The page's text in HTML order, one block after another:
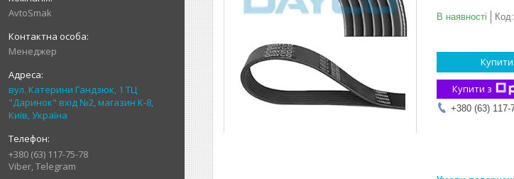
AvtoSmak
Менеджер
вул. Катерини Гандзюк, 1 ТЦ
"Даринок" вхід №2, магазин К-8,
Київ, Україна
+380 (63) 117-75-78
Viber, Telegram
В наявності Код:
Купити
Купити з
+380 (63) 117-